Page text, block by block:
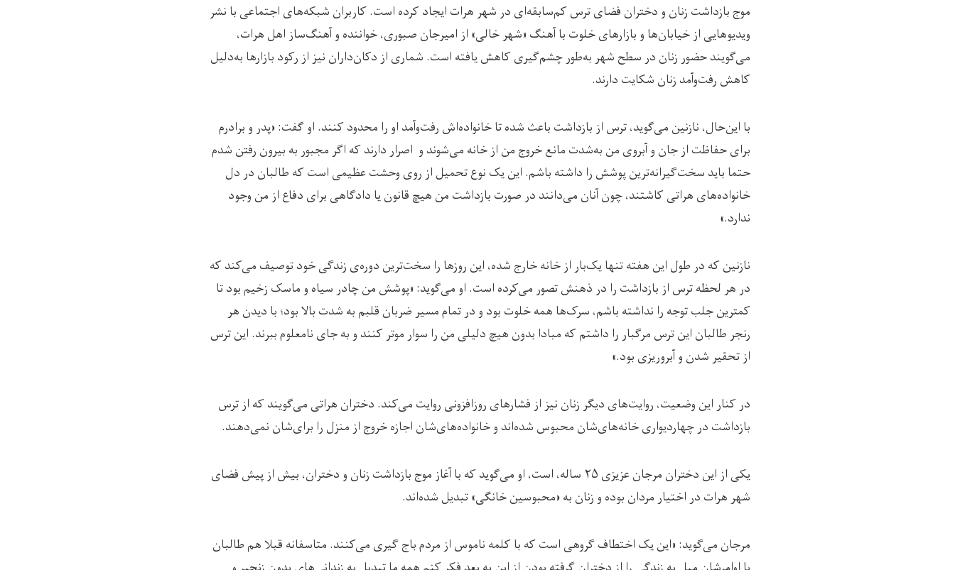
موج بازداشت‌ زنان و دختران فضای ترس کم‌سابقه‌ای در شهر هرات ایجاد کرده است. کاربران شبکه‌های اجتماعی با نشر
ویدیوهایی از خیابان‌ها و بازارهای خلوت با آهنگ «شهر خالی» از امیرجان صبوری، خواننده و آهنگ‌ساز اهل هرات،
می‌گویند حضور زنان در سطح شهر به‌طور چشم‌گیری کاهش یافته است. شماری از دکان‌داران نیز از رکود بازارها به‌دلیل
کاهش رفت‌وآمد زنان شکایت دارند.
با این‌حال، نازنین می‌گوید، ترس از بازداشت باعث شده تا خانواده‌اش رفت‌وآمد او را محدود کنند. او گفت: «پدر و برادرم
برای حفاظت از جان و آبروی من به‌شدت مانع خروج من از خانه می‌شوند و اصرار دارند که اگر مجبور به بیرون رفتن شدم
حتما باید سخت‌گیرانه‌ترین پوشش را داشته باشم. این یک نوع تحمیل از روی وحشت عظیمی است که طالبان در دل
خانواده‌های هراتی کاشتند، چون آنان می‌دانند در صورت بازداشت من هیچ قانون یا دادگاهی برای دفاع از من وجود
ندارد.»
نازنین که در طول این هفته تنها یک‎‌بار از خانه خارج شده، این روزها را سخت‌ترین دوره‌ی زندگی خود توصیف می‌کند که
در هر لحظه ترس از بازداشت را در ذهنش تصور می‌کرده است. او می‌گوید: «پوشش من چادر سیاه و ماسک زخیم بود تا
کمترین جلب توجه را نداشته باشم، سرک‌ها همه خلوت بود و در تمام مسیر ضربان قلبم به شدت بالا بود؛ با دیدن هر
رنجر طالبان این ترس مرگبار را داشتم که مبادا بدون هیچ دلیلی من را سوار موتر کنند و به جای نامعلوم ببرند. این ترس
از تحقیر شدن و آبروریزی بود.»
در کنار این وضعیت، روایت‌های دیگر زنان نیز از فشارهای روزافزونی روایت می‌کند. دختران هراتی می‌گویند که از ترس
بازداشت در چهاردیواری خانه‌های‌شان محبوس شده‌اند و خانواده‌های‌شان اجازه خروج از منزل را برای‌شان نمی‌دهند.
یکی از این دختران مرجان عزیزی ۲۵ ساله، است، او می‌گوید که با آغاز موج بازداشت زنان و دختران، بیش از پیش فضای
شهر هرات در اختیار مردان بوده و زنان به «محبوسین خانگی» تبدیل شده‌اند.
مرجان می‌گوید: «این یک اختطاف گروهی است که با کلمه ناموس از مردم باج گیری می‌کنند. متاسفانه قبلا هم طالبان